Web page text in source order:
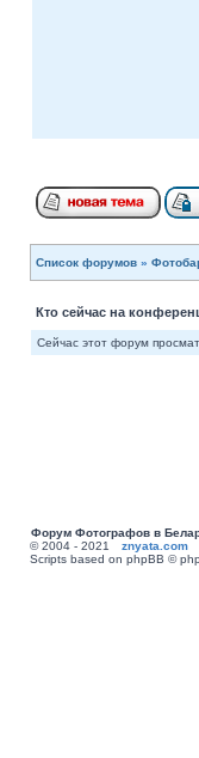
Список форумов »
Кто сейчас на
Сейчас этот форум
Форум Фотографов в
© 2004 - 2021 znyata.com
Scripts based on phpBB ©